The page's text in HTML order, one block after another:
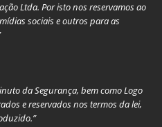
Ltda. Por isto nos reservamos ao
sociais e outros para as
da Segurança, bem como Logo
e reservados nos termos da lei,